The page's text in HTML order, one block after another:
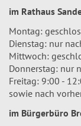
im Rathaus
Montag:
Dienstag: nur
Mittwoch:
Donnerstag: nur
Freitag: 9:00 -
sowie nach
im Bürgerbüro